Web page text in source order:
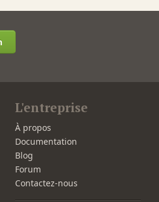
L'entreprise
À propos
Documentation
Blog
Forum
Contactez-nous